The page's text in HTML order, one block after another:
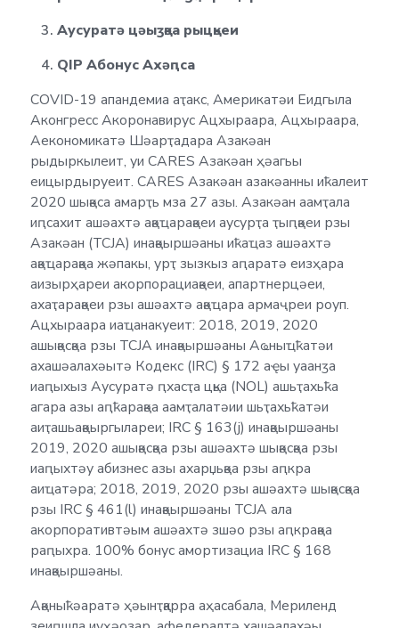
Аусуратә цәыӡқәа рыцқьеи
QIP Абонус Ахәԥса
COVID-19 апандемиа аҭакс, Америкатәи Еидгыла
Аконгресс Акоронавирус Ацхыраара, Ацхыраара,
Аекономикатә Шәарҭадара Азакәан
рыдыркылеит, уи CARES Азакәан ҳәагьы
еицырдыруеит. CARES Азакәан азакәанны иҟалеит
2020 шықәса амарҭь мза 27 азы. Азакәан аамҭала
иԥсахит ашәахтә ақәҵарақәеи аусурҭа ҭыԥқәеи рзы
Азакәан (TCJA) инақәыршәаны иҟаҵаз ашәахтә
ақәҵарақәа жәпакы, урҭ зызкыз аԥаратә еизҳара
аизырҳареи акорпорациақәеи, апартнерцәеи,
ахаҭарақәеи рзы ашәахтә ақәҵара армаҷреи роуп.
Ацхыраара иаҵанакуеит: 2018, 2019, 2020
ашықәсқәа рзы TCJA инақәыршәаны Аҩныҵҟатәи
ахашәалахәытә Кодекс (IRC) § 172 аҿы уаанӡа
иаԥыхыз Аусуратә ԥхасҭа цқьа (NOL) ашьҭахьҟа
агара азы аԥҟарақәа аамҭалатәии шьҭахьҟатәи
аиҭашьақәыргылареи; IRC § 163(j) инақәыршәаны
2019, 2020 ашықәсқәа рзы ашәахтә шықәсқәа рзы
иаԥыхтәу абизнес азы ахарџьқәа рзы аԥкра
аиҵатәра; 2018, 2019, 2020 рзы ашәахтә шықәсқәа
рзы IRC § 461(l) инақәыршәаны TCJA ала
акорпоративтәым ашәахтә зшәо рзы аԥкрақәа
раԥыхра. 100% бонус амортизациа IRC § 168
инақәыршәаны.
Ақәныҟәаратә ҳәынҭқарра аҳасабала, Мериленд